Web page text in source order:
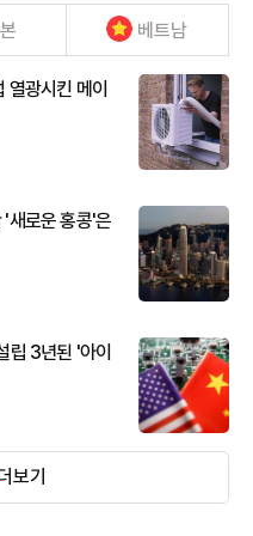
베트남
열광시킨 메이
'새로운 홍콩'은
립 3년된 '아이
보기